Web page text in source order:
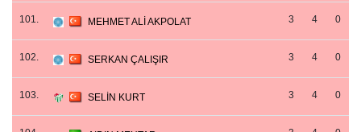
101. MEHMET ALİ AKPOLAT 3 4 0
102. SERKAN ÇALIŞIR 3 4 0
103. SELİN KURT 3 4 0